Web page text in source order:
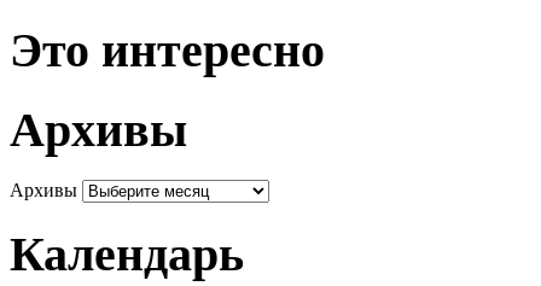
Это интересно
Архивы
Архивы
Календарь